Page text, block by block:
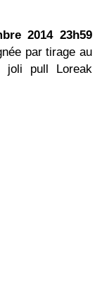
2014 23h59
par tirage au
joli pull Loreak